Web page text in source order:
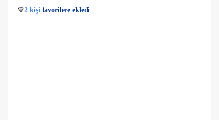
💙2 kişi favorilere ekledi